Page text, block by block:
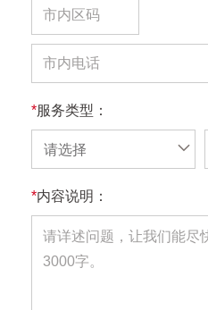
*服务类型：
请选择
*内容说明：